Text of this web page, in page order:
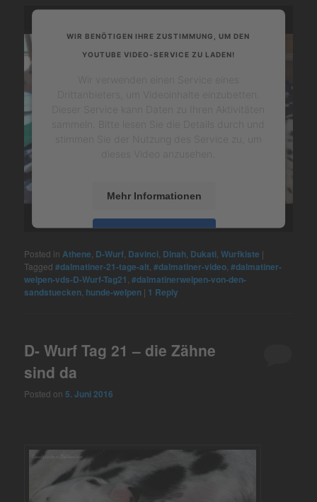
WIR BENÖTIGEN IHRE ZUSTIMMUNG, UM DEN
YOUTUBE VIDEO-SERVICE ZU LADEN!
Mehr Informationen
powered byUsercentrics Consent
Management Platform&eRecht24
Posted in Athene D-Wurf Davinci Dinah Dukati ,Wurfkiste |
Tagged #dalmatiner-21-tage-alt ,#dalmatiner-video ,#dalmatiner-
welpen-vds-D-Wurf-Tag21 ,#dalmatinerwelpen-von-den-
sandstuecken hunde-welpen | 1 Reply
D- Wurf Tag 21 – die Zähne
sind da
Posted on5. Juni 2016